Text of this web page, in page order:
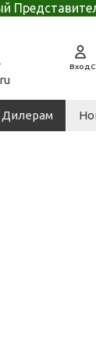
Вход
Дилерам